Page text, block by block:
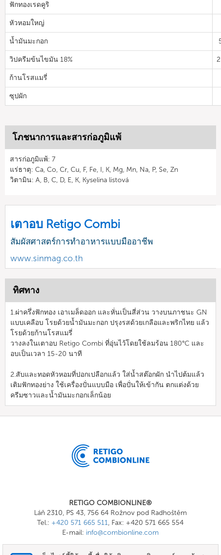
ฟักทองเรดคูริ
หัวหอมใหญ่
น้ำมันมะกอก
วิปครีมข้นไขมัน 18%
ก้านโรสแมรี่
ซุปผัก
โภชนาการและสารก่อภูมิแพ้
สารก่อภูมิแพ้: 7
แร่ธาตุ: Ca, Co, Cr, Cu, F, Fe, I, K, Mg, Mn, Na, P, Se, Zn
วิตามิน: A, B, C, D, E, K, Kyselina listová
เตาอบ Retigo Combi
สัมผัสศาสตร์การทำอาหารแบบมืออาชีพ
www.sinmag.co.th
ทิศทาง
1.ผ่าครึ่งฟักทอง เอาเมล็ดออก และหั่นเป็นสี่ส่วน วางบนภาชนะ GN
แบบเคลือบ โรยด้วยน้ำมันมะกอก ปรุงรสด้วยเกลือและพริกไทย แล้ว
โรยด้วยก้านโรสแมรี่
วางลงในเตาอบ Retigo Combi ที่อุ่นไว้โดยใช้ลมร้อน 180°C และ
อบเป็นเวลา 15-20 นาที
2.สับและทอดหัวหอมที่ปอกเปลือกแล้ว ใส่น้ำสต๊อกผัก นำไปต้มแล้ว
เติมฟักทองย่าง ใช้เครื่องปั่นแบบมือ เพื่อปั่นให้เข้ากัน ตกแต่งด้วย
ครีมซาวและน้ำมันมะกอกเล็กน้อย
RETIGO COMBIONLINE®
Láň 2310, PS 43, 756 64 Rožnov pod Radhoštěm
Tel.: +420 571 665 511, Fax: +420 571 665 554
E-mail: info@combionline.com